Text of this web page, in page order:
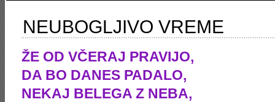
NEUBOGLJIVO VREME
ŽE OD VČERAJ PRAVIJO,
DA BO DANES PADALO,
NEKAJ BELEGA Z NEBA,